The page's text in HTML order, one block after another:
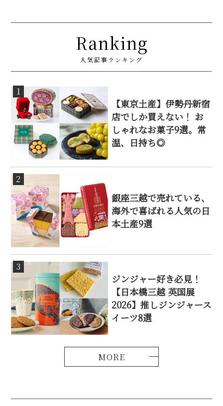
Ranking
人気記事ランキング
1
【東京土産】伊勢丹新宿
店でしか買えない！ お
しゃれなお菓子9選。常
温、日持ち◎
2
銀座三越で売れている、
海外で喜ばれる人気の日
本土産9選
3
ジンジャー好き必見！
【日本橋三越 英国展
2026】推しジンジャース
イーツ8選